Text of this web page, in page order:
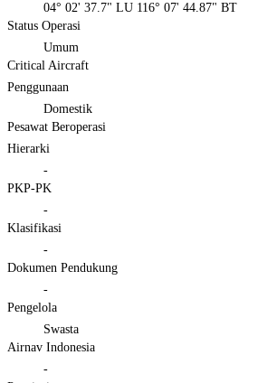
04° 02' 37.7" LU 116° 07' 44.87" BT
Status Operasi
Umum
Critical Aircraft
Penggunaan
Domestik
Pesawat Beroperasi
Hierarki
-
PKP-PK
-
Klasifikasi
-
Dokumen Pendukung
-
Pengelola
Swasta
Airnav Indonesia
-